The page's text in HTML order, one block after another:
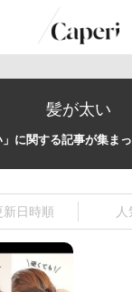
髪が太い
」に関する記事が集ま
新日時順